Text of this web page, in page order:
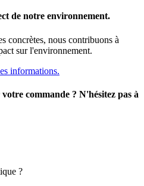
de notre environnement.
concrètes, nous contribuons à
sur l'environnement.
informations.
commande ? N'hésitez pas à
?